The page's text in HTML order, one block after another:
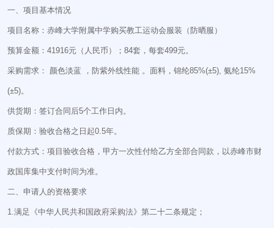
一、项目基本情况
项目名称：赤峰大学附属中学购买教工运动会服装（防晒服）
预算金额：41916元（人民币）；84套，每套499元。
采购需求： 颜色淡蓝 ，防紫外线性能 。面料，锦纶85%(±5), 氨纶15%
(±5)。
供货期：签订合同后5个工作日内。
质保期：验收合格之日起0.5年。
付款方式：项目验收合格，甲方一次性付给乙方全部合同款，以赤峰市财
政国库集中支付时间为准。
二、申请人的资格要求
1.满足《中华人民共和国政府采购法》第二十二条规定；